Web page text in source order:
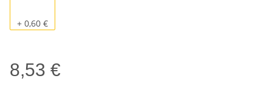
Pacific
+ 0,60 €
8,53 €